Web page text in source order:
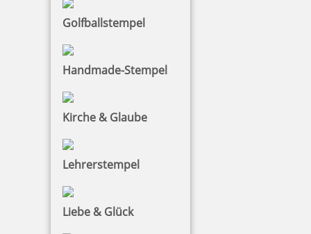
Golfballstempel
Handmade-Stempel
Kirche & Glaube
Lehrerstempel
Liebe & Glück